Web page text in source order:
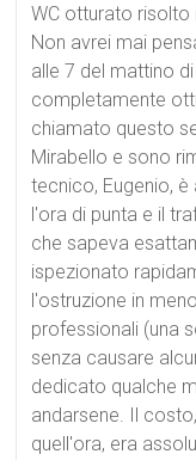
WC otturato risolto
Non avrei mai
alle 7 del mattino
completamente
chiamato questo
Mirabello e sono
tecnico, Eugenio,
l'ora di punta e il
che sapeva
ispezionato
l'ostruzione in
professionali (una
senza causare
dedicato qualche
andarsene. Il
quell'ora, era